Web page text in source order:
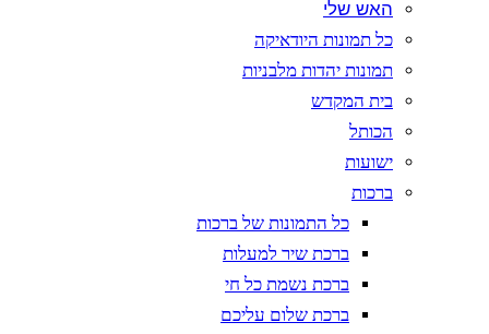
האש שלי
כל תמונות היודאיקה
תמונות יהדות מלבניות
בית המקדש
הכותל
ישועות
ברכות
כל התמונות של ברכות
ברכת שיר למעלות
ברכת נשמת כל חי
ברכת שלום עליכם